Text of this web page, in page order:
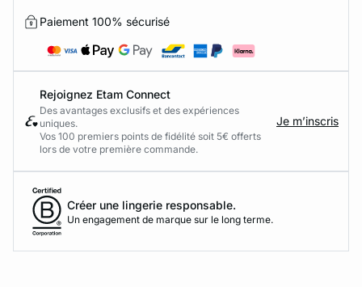
Paiement 100% sécurisé
Rejoignez Etam Connect
Des avantages exclusifs et des expériences
uniques.
Vos 100 premiers points de fidélité soit 5€ offerts
lors de votre première commande.​
Je m’inscris
Créer une lingerie responsable.
Un engagement de marque sur le long terme.